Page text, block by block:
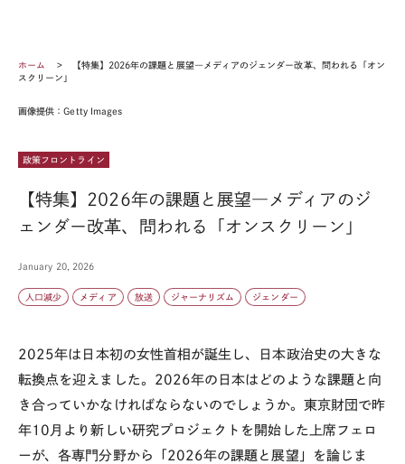
ホーム
【特集】2026年の課題と展望―メディアのジェンダー改革、問われる「オン
スクリーン」
画像提供：Getty Images
政策フロントライン
【特集】2026年の課題と展望―メディアのジ
ェンダー改革、問われる「オンスクリーン」
January 20, 2026
人口減少 メディア 放送 ジャーナリズム ジェンダー
2025年は日本初の女性首相が誕生し、日本政治史の大きな
転換点を迎えました。2026年の日本はどのような課題と向
き合っていかなければならないのでしょうか。東京財団で昨
年10月より新しい研究プロジェクトを開始した上席フェロ
ーが、各専門分野から「2026年の課題と展望」を論じま